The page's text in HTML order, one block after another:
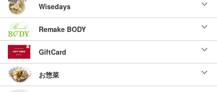
Wisedays
Remake BODY
GiftCard
お惣菜